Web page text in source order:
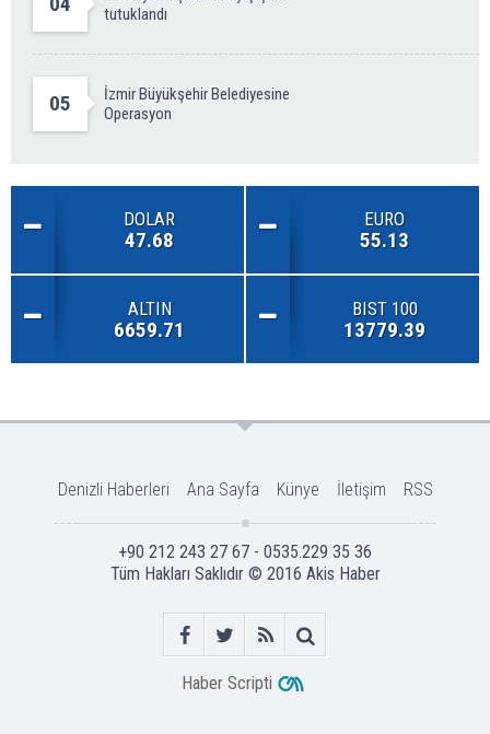
tutuklandı
05
İzmir Büyükşehir Belediyesine
Operasyon
DOLAR
47.68
EURO
55.13
ALTIN
6659.71
BIST 100
13779.39
Denizli Haberleri Ana Sayfa Künye İletişim RSS
+90 212 243 27 67 - 0535.229 35 36
Tüm Hakları Saklıdır © 2016 Akis Haber
Haber Scripti